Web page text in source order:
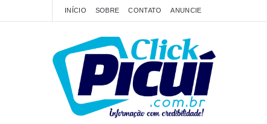
INÍCIO SOBRE CONTATO ANUNCIE